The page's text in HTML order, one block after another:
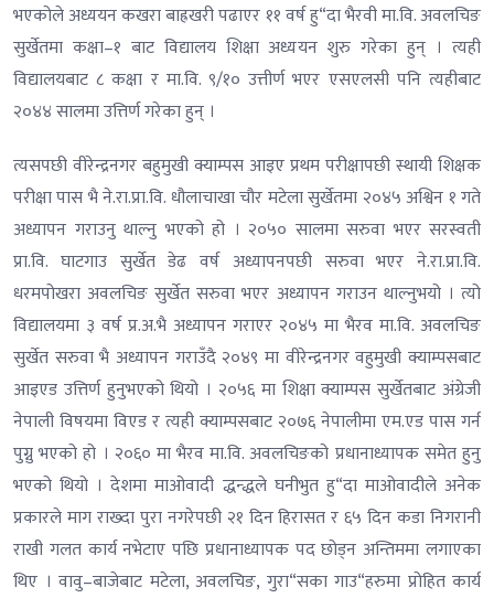
भएकोले अध्ययन कखरा बाह्रखरी पढाएर ११ वर्ष हु“दा भैरवी मा.वि. अवलचिङ
सुर्खेतमा कक्षा–१ बाट विद्यालय शिक्षा अध्ययन शुरु गरेका हुन् । त्यही
विद्यालयबाट ८ कक्षा र मा.वि. ९/१० उत्तीर्ण भएर एसएलसी पनि त्यहीबाट
२०४४ सालमा उत्तिर्ण गरेका हुन् ।
त्यसपछी वीरेन्द्रनगर बहुमुखी क्याम्पस आइए प्रथम परीक्षापछी स्थायी शिक्षक
परीक्षा पास भै ने.रा.प्रा.वि. धौलाचाखा चौर मटेला सुर्खेतमा २०४५ अश्विन १ गते
अध्यापन गराउनु थाल्नु भएको हो । २०५० सालमा सरुवा भएर सरस्वती
प्रा.वि. घाटगाउ सुर्खेत डेढ वर्ष अध्यापनपछी सरुवा भएर ने.रा.प्रा.वि.
धरमपोखरा अवलचिङ सुर्खेत सरुवा भएर अध्यापन गराउन थाल्नुभयो । त्यो
विद्यालयमा ३ वर्ष प्र.अ.भै अध्यापन गराएर २०४५ मा भैरव मा.वि. अवलचिङ
सुर्खेत सरुवा भै अध्यापन गराउँदै २०४९ मा वीरेन्द्रनगर वहुमुखी क्याम्पसबाट
आइएड उत्तिर्ण हुनुभएको थियो । २०५६ मा शिक्षा क्याम्पस सुर्खेतबाट अंग्रेजी
नेपाली विषयमा विएड र त्यही क्याम्पसबाट २०७६ नेपालीमा एम.एड पास गर्न
पुग्नु भएको हो । २०६० मा भैरव मा.वि. अवलचिङको प्रधानाध्यापक समेत हुनु
भएको थियो । देशमा माओवादी द्धन्द्धले घनीभुत हु“दा माओवादीले अनेक
प्रकारले माग राख्दा पुरा नगरेपछी २१ दिन हिरासत र ६५ दिन कडा निगरानी
राखी गलत कार्य नभेटाए पछि प्रधानाध्यापक पद छोड्न अन्तिममा लगाएका
थिए । वावु–बाजेबाट मटेला, अवलचिङ, गुरा“सका गाउ“हरुमा प्रोहित कार्य